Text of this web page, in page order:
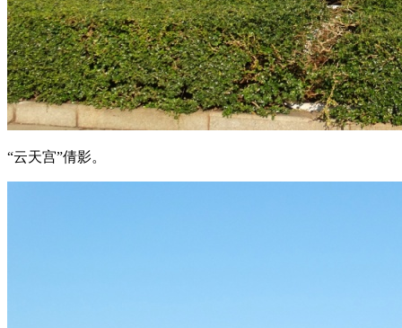
“云天宫”倩影。